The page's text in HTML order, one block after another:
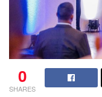
0
SHARES